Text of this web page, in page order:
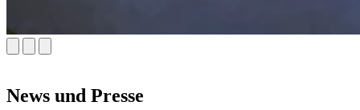
News und Presse